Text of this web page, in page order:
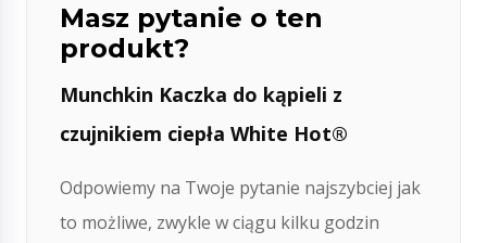
Masz pytanie o ten
produkt?
Munchkin Kaczka do kąpieli z
czujnikiem ciepła White Hot®
Odpowiemy na Twoje pytanie najszybciej jak
to możliwe, zwykle w ciągu kilku godzin